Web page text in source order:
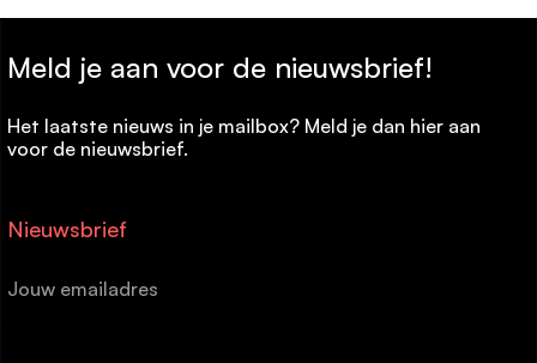
Meld je aan voor de nieuwsbrief!
Het laatste nieuws in je mailbox? Meld je dan hier aan
voor de nieuwsbrief.
Nieuwsbrief